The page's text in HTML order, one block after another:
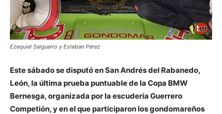
Ezequiel Salgueiro y Esteban Pérez
Este sábado se disputó en San Andrés del Rabanedo,
León, la última prueba puntuable de la Copa BMW
Bernesga, organizada por la escudería Guerrero
Competión, y en el que participaron los gondomareños